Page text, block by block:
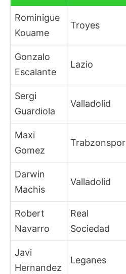
Rominigue
Kouame
Troyes
Gonzalo
Escalante
Lazio
Sergi
Guardiola
Valladolid
Maxi
Gomez
Trabzonspor
Darwin
Machis
Valladolid
Robert
Navarro
Real
Sociedad
Javi
Hernandez
Leganes